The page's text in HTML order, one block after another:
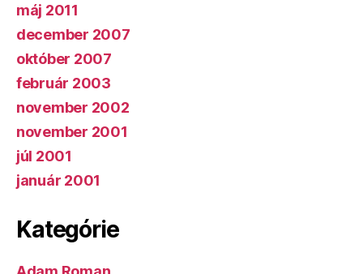
máj 2011
december 2007
október 2007
február 2003
november 2002
november 2001
júl 2001
január 2001
Kategórie